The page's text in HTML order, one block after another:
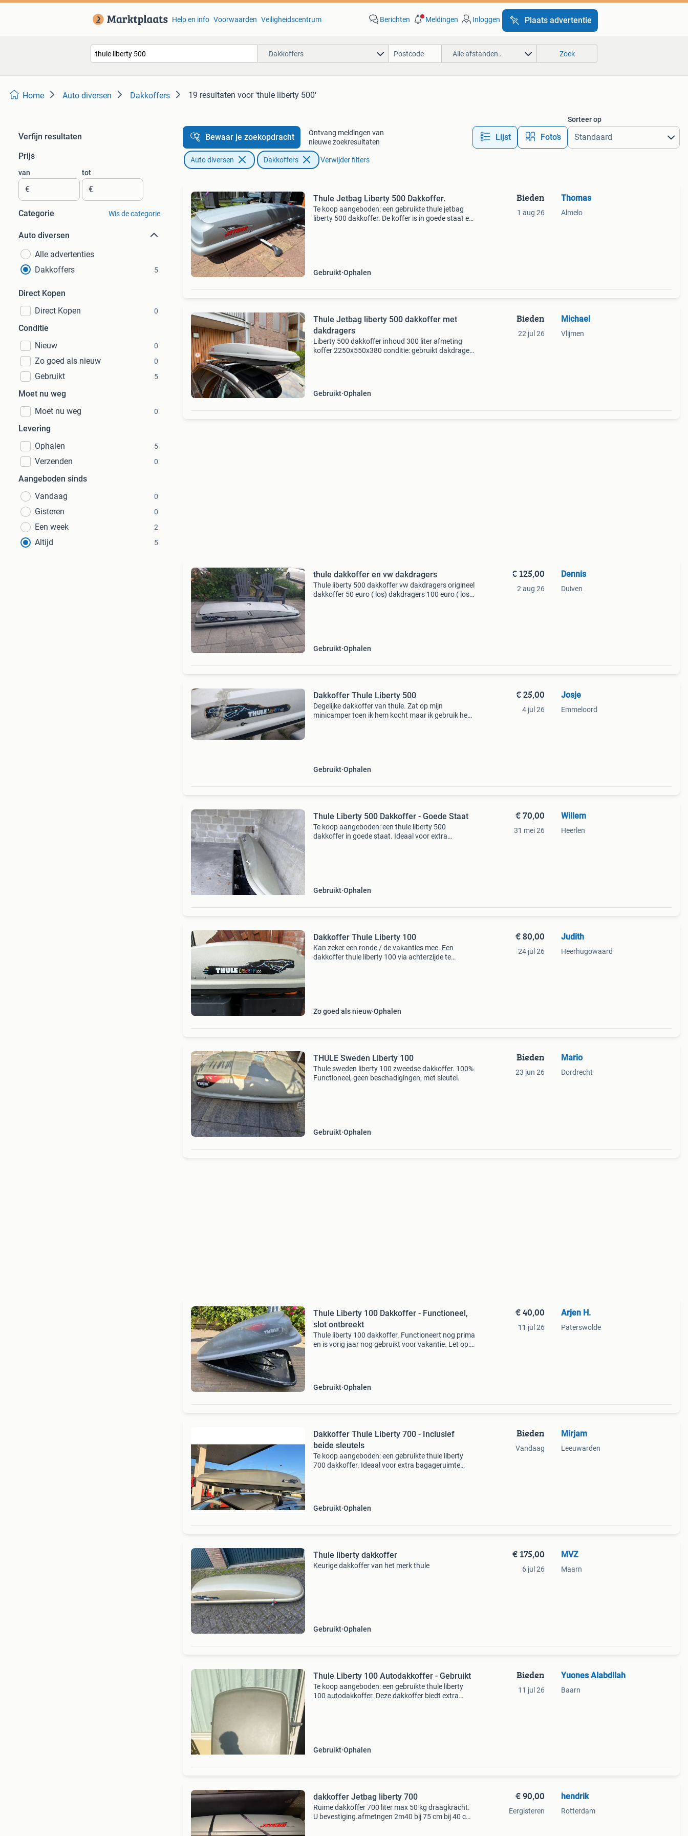
Help en info Voorwaarden Veiligheidscentrum Berichten Meldingen Inloggen Plaats advertentie
Dakkoffers Alle afstanden… Zoek
Home Auto diversen Dakkoffers 19 resultaten voor 'thule liberty 500'
Verfijn resultaten
Prijs
van
€
tot
€
Categorie Wis de categorie
Auto diversen
Alle advertenties
Dakkoffers
5
Direct Kopen
Direct Kopen
0
Conditie
Nieuw
0
Zo goed als nieuw 0
Gebruikt 5
Moet nu weg
Moet nu weg
0
Levering
Ophalen
5
Verzenden 0
Aangeboden sinds
Vandaag
0
Gisteren 0
Een week 2
Altijd 5
Bewaar je zoekopdracht
Ontvang meldingen van
nieuwe zoekresultaten
Lijst Foto’s
Sorteer op
Auto diversen Dakkoffers Verwijder filters
Thule Jetbag Liberty 500 Dakkoffer.
Te koop aangeboden: een gebruikte thule jetbag
liberty 500 dakkoffer. De koffer is in goede staat en
Gebruikt Ophalen
Bieden
1 aug 26
Thomas
Almelo
Thule Jetbag liberty 500 dakkoffer met
dakdragers
Liberty 500 dakkoffer inhoud 300 liter afmeting
koffer 2250x550x380 conditie: gebruikt dakdragers
Gebruikt Ophalen
Bieden
22 jul 26
Michael
Vlijmen
thule dakkoffer en vw dakdragers
Thule liberty 500 dakkoffer vw dakdragers origineel
dakkoffer 50 euro ( los) dakdragers 100 euro ( los)
Gebruikt Ophalen
€ 125,00
2 aug 26
Dennis
Duiven
Dakkoffer Thule Liberty 500
Degelijke dakkoffer van thule. Zat op mijn
minicamper toen ik hem kocht maar ik gebruik hem
Gebruikt Ophalen
€ 25,00
4 jul 26
Josje
Emmeloord
Thule Liberty 500 Dakkoffer - Goede Staat
Te koop aangeboden: een thule liberty 500
dakkoffer in goede staat. Ideaal voor extra
Gebruikt Ophalen
€ 70,00
31 mei 26
Willem
Heerlen
Dakkoffer Thule Liberty 100
Kan zeker een ronde / de vakanties mee. Een
dakkoffer thule liberty 100 via achterzijde te
Zo goed als nieuw Ophalen
€ 80,00
24 jul 26
Judith
Heerhugowaard
THULE Sweden Liberty 100
Thule sweden liberty 100 zweedse dakkoffer. 100%
Functioneel, geen beschadigingen, met sleutel.
Gebruikt Ophalen
Bieden
23 jun 26
Mario
Dordrecht
Thule Liberty 100 Dakkoffer - Functioneel,
slot ontbreekt
Thule liberty 100 dakkoffer. Functioneert nog prima
en is vorig jaar nog gebruikt voor vakantie. Let op:
Gebruikt Ophalen
€ 40,00
11 jul 26
Arjen H.
Paterswolde
Dakkoffer Thule Liberty 700 - Inclusief
beide sleutels
Te koop aangeboden: een gebruikte thule liberty
700 dakkoffer. Ideaal voor extra bagageruimte
Gebruikt Ophalen
Bieden
Vandaag
Mirjam
Leeuwarden
Thule liberty dakkoffer
Keurige dakkoffer van het merk thule
Gebruikt Ophalen
€ 175,00
6 jul 26
MVZ
Maarn
Thule Liberty 100 Autodakkoffer - Gebruikt
Te koop aangeboden: een gebruikte thule liberty
100 autodakkoffer. Deze dakkoffer biedt extra
Gebruikt Ophalen
Bieden
11 jul 26
Yuones Alabdllah
Baarn
dakkoffer Jetbag liberty 700
Ruime dakkoffer 700 liter max 50 kg draagkracht.
U bevestiging.afmetngen 2m40 bij 75 cm bij 40 cm.
€ 90,00
Eergisteren
hendrik
Rotterdam